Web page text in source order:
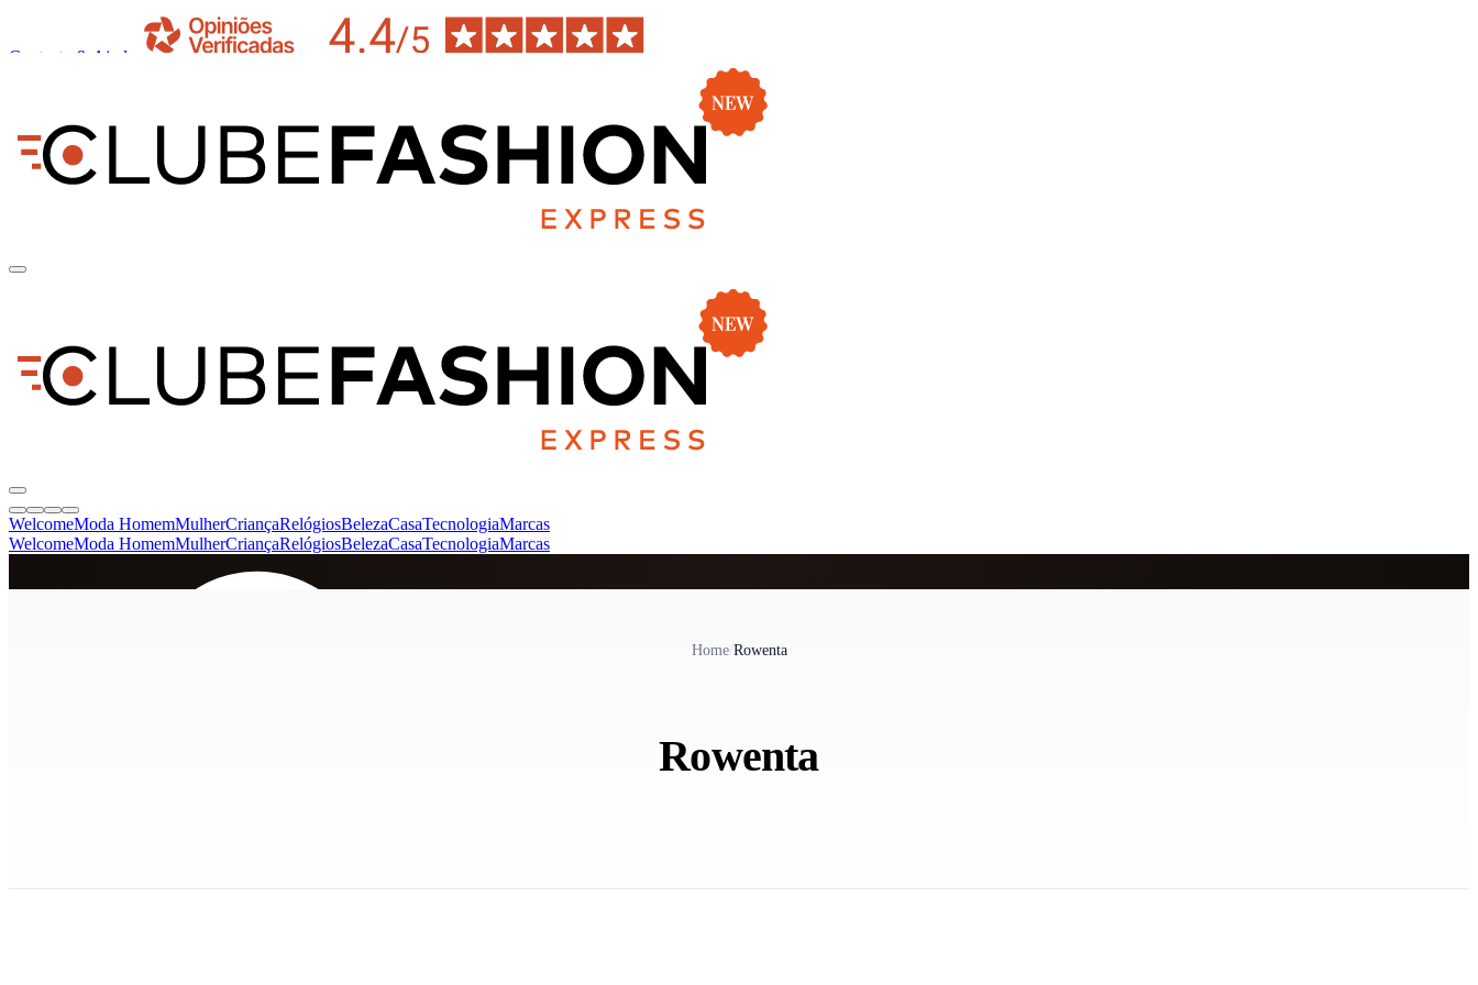
Contacto & Ajuda
WelcomeModa HomemMulherCriançaRelógiosBelezaCasaTecnologiaMarcas
WelcomeModa HomemMulherCriançaRelógiosBelezaCasaTecnologiaMarcas
Home/Rowenta
Rowenta